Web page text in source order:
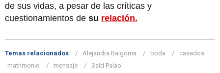
de sus vidas, a pesar de las críticas y
cuestionamientos de su relación.
Temas relacionados Alejandra Baigorria boda
casados
matrimonio
mensaje Said Palao